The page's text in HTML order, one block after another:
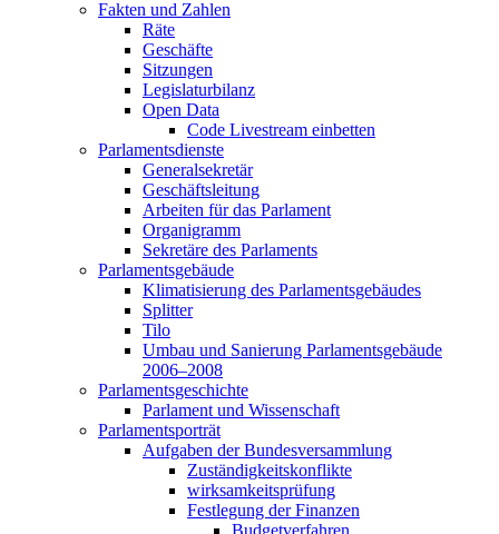
Fakten und Zahlen
Räte
Geschäfte
Sitzungen
Legislaturbilanz
Open Data
Code Livestream einbetten
Parlamentsdienste
Generalsekretär
Geschäftsleitung
Arbeiten für das Parlament
Organigramm
Sekretäre des Parlaments
Parlamentsgebäude
Klimatisierung des Parlamentsgebäudes
Splitter
Tilo
Umbau und Sanierung Parlamentsgebäude
2006–2008
Parlamentsgeschichte
Parlament und Wissenschaft
Parlamentsporträt
Aufgaben der Bundesversammlung
Zuständigkeitskonflikte
wirksamkeitsprüfung
Festlegung der Finanzen